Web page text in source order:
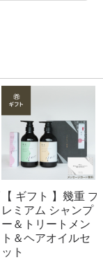
【 ギフト 】幾重 プ
レミアム シャンプ
ー＆トリートメン
ト＆ヘアオイルセ
ット